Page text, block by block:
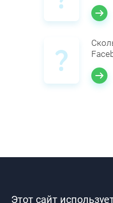
Этот сайт